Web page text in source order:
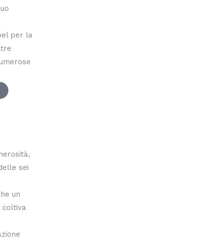
per la
sei
un
coltiva